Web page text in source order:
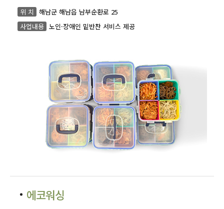
위 치
해남군 해남읍 남부순환로 25
사업내용 노인·장애인 밑반찬 서비스 제공
에코워싱